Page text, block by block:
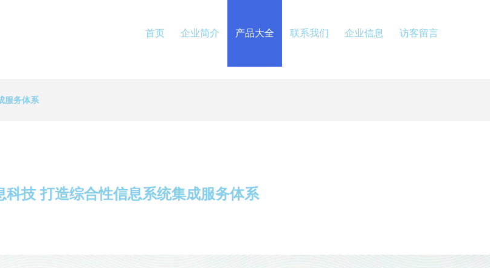
首页 企业简介 产品大全 联系我们 企业信息 访客留言
服务体系
科技 打造综合性信息系统集成服务体系